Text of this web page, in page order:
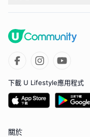
下載 U Lifestyle應用程式
關於